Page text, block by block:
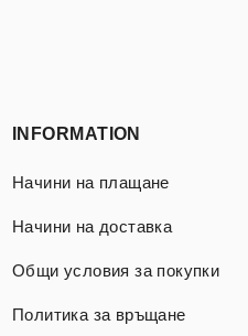
INFORMATION
Начини на плащане
Начини на доставка
Общи условия за покупки
Политика за връщане